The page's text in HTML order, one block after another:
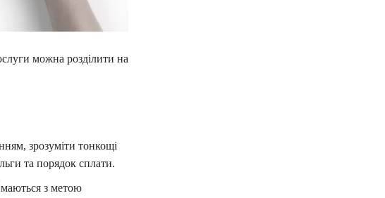
можна розділити на
зрозуміти тонкощі
та порядок сплати.
з метою